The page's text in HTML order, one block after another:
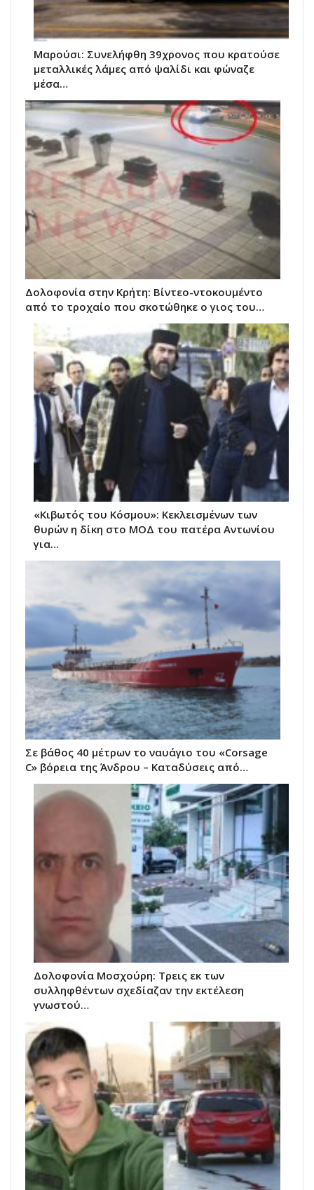
Μαρούσι: Συνελήφθη 39χρονος που κρατούσε
μεταλλικές λάμες από ψαλίδι και φώναζε
μέσα…
Δολοφονία στην Κρήτη: Βίντεο-ντοκουμέντο
από το τροχαίο που σκοτώθηκε ο γιος του…
«Κιβωτός του Κόσμου»: Κεκλεισμένων των
θυρών η δίκη στο ΜΟΔ του πατέρα Αντωνίου
για…
Σε βάθος 40 μέτρων το ναυάγιο του «Corsage
C» βόρεια της Άνδρου – Καταδύσεις από…
Δολοφονία Μοσχούρη: Τρεις εκ των
συλληφθέντων σχεδίαζαν την εκτέλεση
γνωστού…